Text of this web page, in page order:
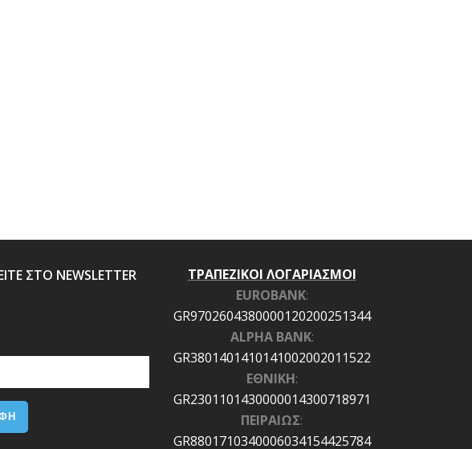
ΣΤΟ NEWSLETTER
ΤΡΑΠΕΖΙΚΟΙ ΛΟΓΑΡΙΑΣΜΟΙ
EUROBANK:
GR9702604380000120200251344
ALPHA BANK:
GR3801401410141002002011522
ΕΘΝΙΚΗ:
GR2301101430000014300718971
ΠΕΙΡΑΙΩΣ:
GR8801710340006034154425784